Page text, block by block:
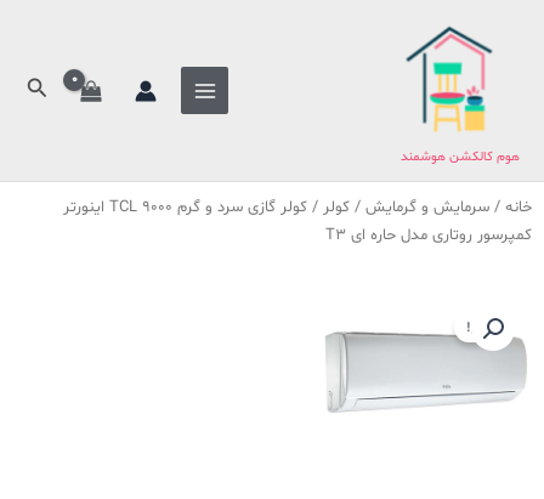
هوم کالکشن هوشمند
خانه / سرمایش و گرمایش / کولر
/ کولر گازی سرد و گرم 9000 TCL اینورتر
کمپرسور روتاری مدل حاره ای T3
حراج!